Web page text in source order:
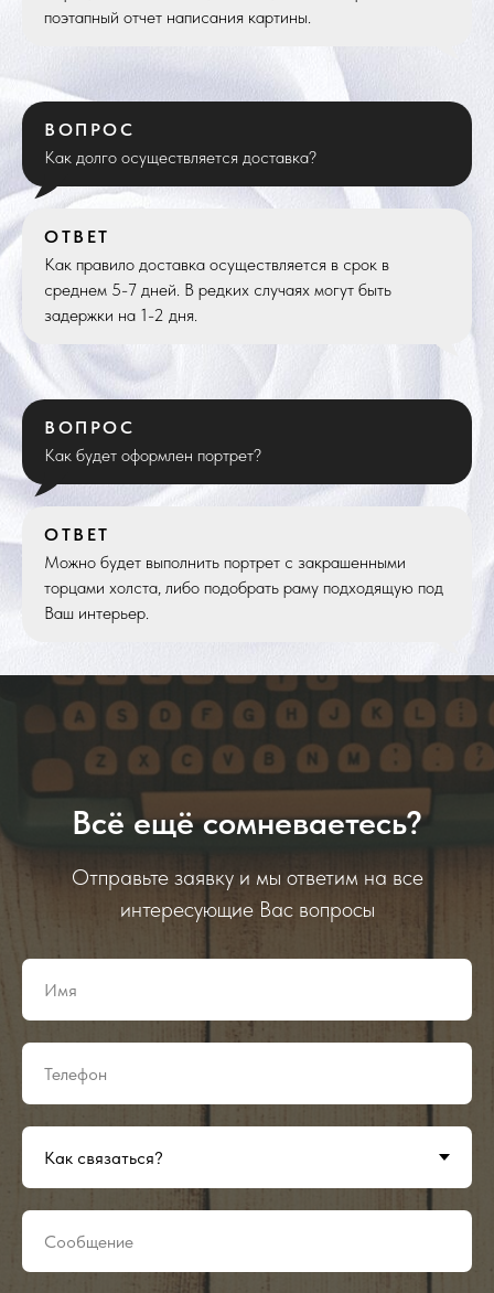
поэтапный отчет написания картины.
ВОПРОС
Как долго осуществляется доставка?
ОТВЕТ
Как правило доставка осуществляется в срок в
среднем 5-7 дней. В редких случаях могут быть
задержки на 1-2 дня.
ВОПРОС
Как будет оформлен портрет?
ОТВЕТ
Можно будет выполнить портрет с закрашенными
торцами холста, либо подобрать раму подходящую под
Ваш интерьер.
Всё ещё сомневаетесь?
Отправьте заявку и мы ответим на все
интересующие Вас вопросы